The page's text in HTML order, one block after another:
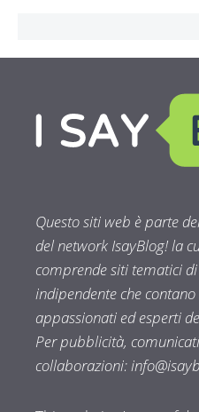
Questo siti web è parte
del network IsayBlog! la
comprende siti tematici
indipendente che
appassionati ed esperti
Per pubblicità,
collaborazioni: